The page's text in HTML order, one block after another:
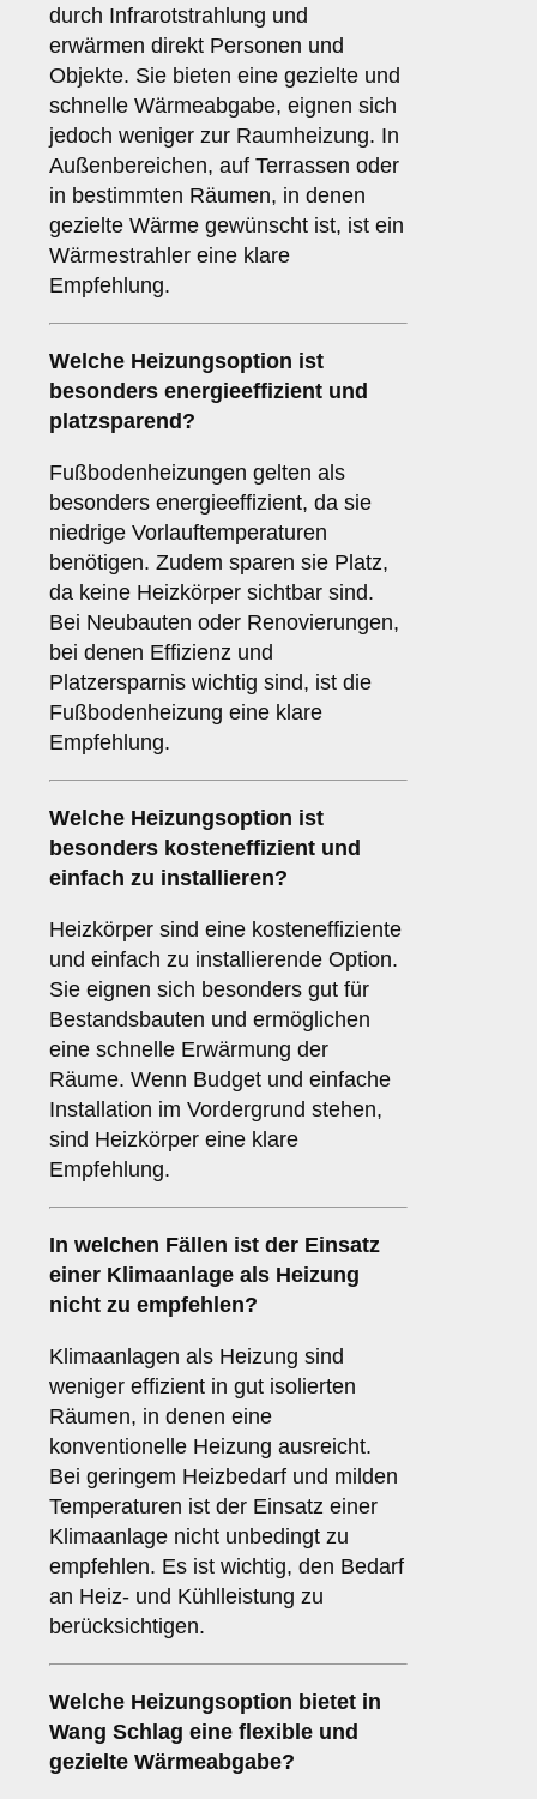
durch Infrarotstrahlung und
erwärmen direkt Personen und
Objekte. Sie bieten eine gezielte und
schnelle Wärmeabgabe, eignen sich
jedoch weniger zur Raumheizung. In
Außenbereichen, auf Terrassen oder
in bestimmten Räumen, in denen
gezielte Wärme gewünscht ist, ist ein
Wärmestrahler eine klare
Empfehlung.
Welche Heizungsoption ist
besonders energieeffizient und
platzsparend?
Fußbodenheizungen gelten als
besonders energieeffizient, da sie
niedrige Vorlauftemperaturen
benötigen. Zudem sparen sie Platz,
da keine Heizkörper sichtbar sind.
Bei Neubauten oder Renovierungen,
bei denen Effizienz und
Platzersparnis wichtig sind, ist die
Fußbodenheizung eine klare
Empfehlung.
Welche Heizungsoption ist
besonders kosteneffizient und
einfach zu installieren?
Heizkörper sind eine kosteneffiziente
und einfach zu installierende Option.
Sie eignen sich besonders gut für
Bestandsbauten und ermöglichen
eine schnelle Erwärmung der
Räume. Wenn Budget und einfache
Installation im Vordergrund stehen,
sind Heizkörper eine klare
Empfehlung.
In welchen Fällen ist der Einsatz
einer Klimaanlage als Heizung
nicht zu empfehlen?
Klimaanlagen als Heizung sind
weniger effizient in gut isolierten
Räumen, in denen eine
konventionelle Heizung ausreicht.
Bei geringem Heizbedarf und milden
Temperaturen ist der Einsatz einer
Klimaanlage nicht unbedingt zu
empfehlen. Es ist wichtig, den Bedarf
an Heiz- und Kühlleistung zu
berücksichtigen.
Welche Heizungsoption bietet in
Wang Schlag eine flexible und
gezielte Wärmeabgabe?